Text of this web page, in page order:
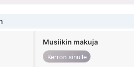
Musiikin makuja
Kerron sinulle